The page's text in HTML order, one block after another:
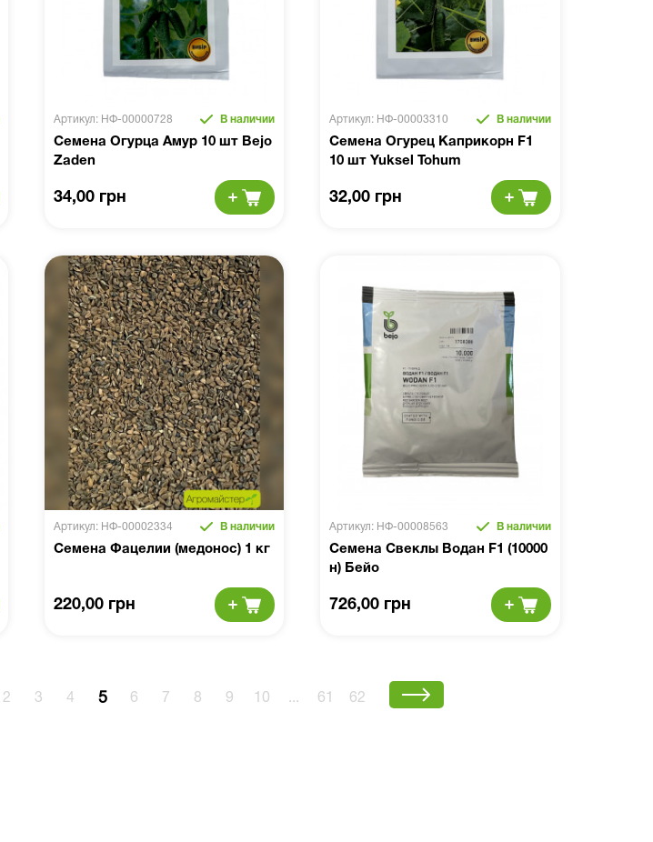
Артикул: НФ-00000728 В наличии
Семена Огурца Амур 10 шт Bejo
Zaden
34,00 грн
Артикул: НФ-00003310 В наличии
Семена Огурец Каприкорн F1
10 шт Yuksel Tohum
32,00 грн
Артикул: НФ-00002334 В наличии
Семена Фацелии (медонос) 1 кг
220,00 грн
Артикул: НФ-00008563 В наличии
Семена Свеклы Водан F1 (10000
н) Бейо
726,00 грн
2 3 4 5 6 7 8 9 10 ... 61 62